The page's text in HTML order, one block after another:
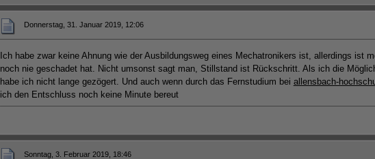
Donnerstag, 31. Januar 2019, 12:06
Ich habe zwar keine Ahnung wie der Ausbildungsweg eines Mechatronikers ist, allerdings ist
noch nie geschadet hat. Nicht umsonst sagt man, Stillstand ist Rückschritt. Als ich die
habe ich nicht lange gezögert. Und auch wenn durch das Fernstudium bei allensbach-
ich den Entschluss noch keine Minute bereut
Sonntag, 3. Februar 2019, 18:46